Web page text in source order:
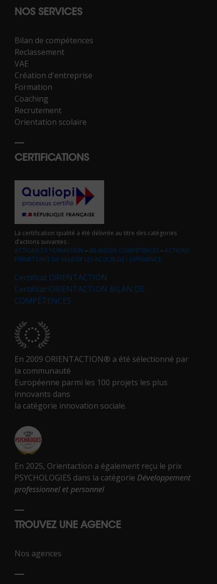
NOS SERVICES
Bilan de compétences
Reclassement
VAE
Création d'entreprise
Formation
Coaching
Recrutement
Orientation scolaire
CERTIFICATIONS
La certification qualité a été délivrée au titre des catégories
d’actions suivantes :
ACTIONS DE FORMATION – BILANS DE COMPÉTENCES–ACTIONS
PERMETTANT DE VALIDER LES ACQUIS DE L’EXPÉRIENCE
Certificat ORIENTACTION
Certificat ORIENTACTION BILAN DE
COMPÉTENCES
En 2009 ORIENTACTION® a été sélectionné par
la communauté
Européenne parmi les 100 projets les plus
innovants dans
la catégorie innovation sociale.
En 2025, Orientaction a également reçu le prix
PSYCHOLOGIES dans la catégorie Développement
professionnel et personnel
TROUVEZ UNE AGENCE
Nos agences